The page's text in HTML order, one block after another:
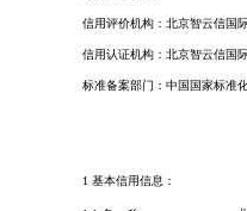
信用评价机构：北京智云信国
信用认证机构： 北京智云信国
标准备案部门：中国国家标准
1 基本信用信息：